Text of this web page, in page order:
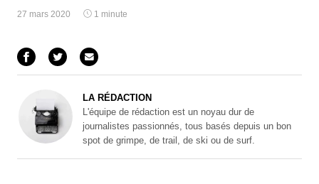
27 mars 2020 1 minute
LA RÉDACTION
L'équipe de rédaction est un noyau dur de
journalistes passionnés, tous basés depuis un bon
spot de grimpe, de trail, de ski ou de surf.